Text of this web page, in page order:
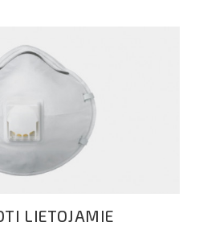
LIETOJAMIE
LIETOJAMIE